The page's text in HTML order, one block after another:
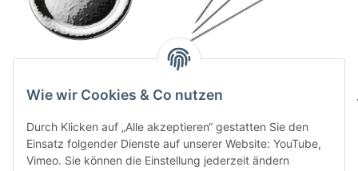
141,00 CHF *
Wie wir Cookies & Co nutzen
Durch Klicken auf „Alle akzeptieren“ gestatten Sie den
Einsatz folgender Dienste auf unserer Website: YouTube,
Vimeo. Sie können die Einstellung jederzeit ändern